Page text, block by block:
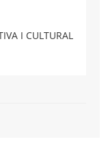
I CULTURAL